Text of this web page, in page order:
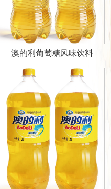
澳的利葡萄糖风味饮料